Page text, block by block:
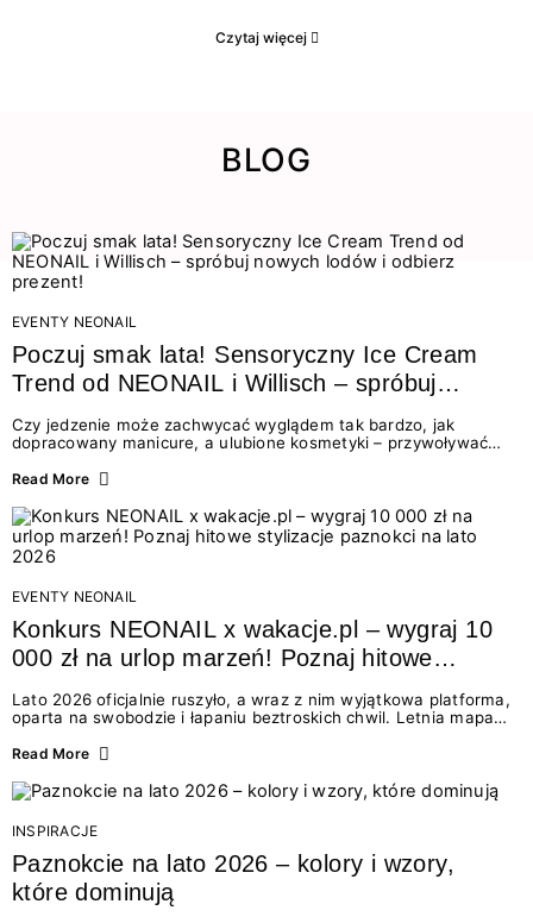
Czytaj więcej
BLOG
EVENTY NEONAIL
Poczuj smak lata! Sensoryczny Ice Cream
Trend od NEONAIL i Willisch – spróbuj
nowych lodów i odbierz prezent!
Czy jedzenie może zachwycać wyglądem tak bardzo, jak
dopracowany manicure, a ulubione kosmetyki – przywoływać
świata beauty i oszałamiających deserów to coś więcej niż
zmysłami: przez soczysty kolor, aksamitną teksturę,
orzeźwiający zapach i słodki akcent na podniebieniu. Tego lata
NEONAIL łączy siły z marką Willisch, tworząc unikalny projekt
na styku jedzenia i piękna....
Read More
EVENTY NEONAIL
Konkurs NEONAIL x wakacje.pl – wygraj 10
000 zł na urlop marzeń! Poznaj hitowe
Lato 2026 oficjalnie ruszyło, a wraz z nim wyjątkowa platforma,
oparta na swobodzie i łapaniu beztroskich chwil. Letnia mapa
doświadczenia wakacji – od spontanicznych wyjazdów, przez
Motywem przewodnim jest eksplorowanie i kolekcjonowanie
letnich momentów. Z tej okazji przygotowaliśmy coś absolutnie
wyjątkowego: wielki konkurs z wakacje.pl oraz dawkę
najgorętszych trendów w...
Read More
INSPIRACJE
Paznokcie na lato 2026 – kolory i wzory,
które dominują